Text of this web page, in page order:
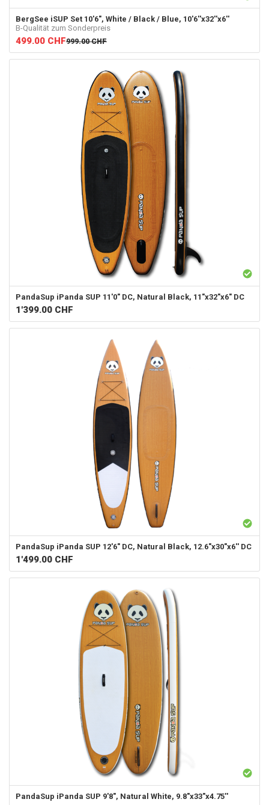
BergSee iSUP Set 10'6", White / Black / Blue, 10'6''x32''x6''
B-Qualität zum Sonderpreis
499.00 CHF999.00 CHF
PandaSup iPanda SUP 11'0" DC, Natural Black, 11"x32"x6" DC
1'399.00 CHF
PandaSup iPanda SUP 12'6" DC, Natural Black, 12.6"x30"x6'' DC
1'499.00 CHF
PandaSup iPanda SUP 9'8", Natural White, 9.8"x33"x4.75''